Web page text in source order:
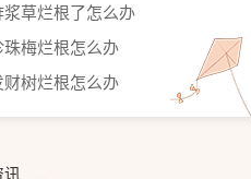
浆草烂根了怎么办
珠梅烂根怎么办
财树烂根怎么办
讯